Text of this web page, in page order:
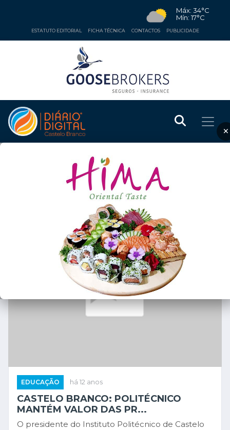
Máx: 34°C
Mín: 17°C
ESTATUTO EDITORIAL FICHA TÉCNICA CONTACTOS PUBLICIDADE
×
EDUCAÇÃO
EDUCAÇÃO há 12 anos
CASTELO BRANCO: POLITÉCNICO
MANTÉM VALOR DAS PR...
O presidente do Instituto Politécnico de Castelo